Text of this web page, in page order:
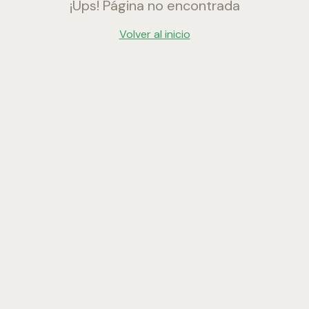
¡Ups! Página no encontrada
Volver al inicio